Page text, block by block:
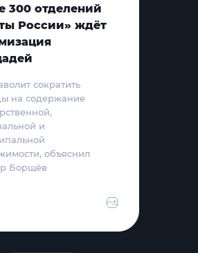
300 отделений
России» ждёт
сократить
на содержание
и
объяснил
Борщёв